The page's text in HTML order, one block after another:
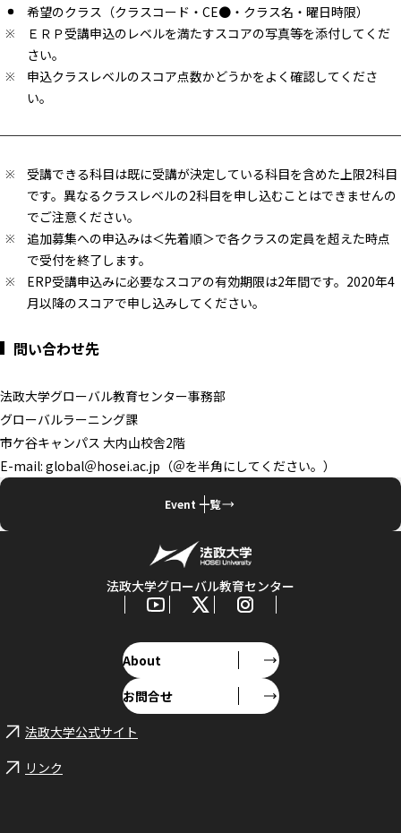
希望のクラス（クラスコード・CE●・クラス名・曜日時限）
ＥＲＰ受講申込のレベルを満たすスコアの写真等を添付してくだ
さい。
申込クラスレベルのスコア点数かどうかをよく確認してくださ
い。
受講できる科目は既に受講が決定している科目を含めた上限2科目
です。異なるクラスレベルの2科目を申し込むことはできませんの
でご注意ください。
追加募集への申込みは＜先着順＞で各クラスの定員を超えた時点
で受付を終了します。
ERP受講申込みに必要なスコアの有効期限は2年間です。2020年4
月以降のスコアで申し込みしてください。
問い合わせ先
法政大学グローバル教育センター事務部
グローバルラーニング課
市ケ谷キャンパス 大内山校舎2階
E-mail: global＠hosei.ac.jp（＠を半角にしてください。）
Event 一覧
法政大学グローバル教育センター
About
お問合せ
法政大学公式サイト
リンク